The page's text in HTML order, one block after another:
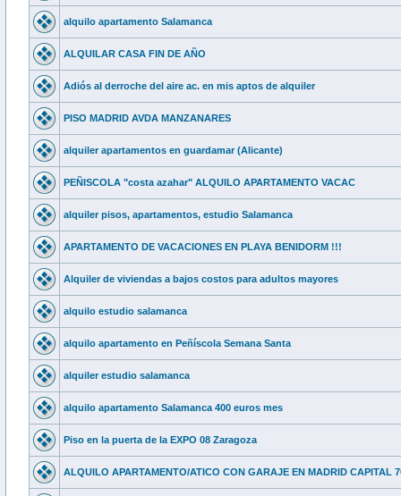
alquilo apartamento Salamanca
ALQUILAR CASA FIN DE AÑO
Adiós al derroche del aire ac. en mis aptos de alquiler
PISO MADRID AVDA MANZANARES
alquiler apartamentos en guardamar (Alicante)
PEÑISCOLA "costa azahar" ALQUILO APARTAMENTO VACAC
alquiler pisos, apartamentos, estudio Salamanca
APARTAMENTO DE VACACIONES EN PLAYA BENIDORM !!!
Alquiler de viviendas a bajos costos para adultos mayores
alquilo estudio salamanca
alquilo apartamento en Peñíscola Semana Santa
alquiler estudio salamanca
alquilo apartamento Salamanca 400 euros mes
Piso en la puerta de la EXPO 08 Zaragoza
ALQUILO APARTAMENTO/ATICO CON GARAJE EN MADRID CAPITAL